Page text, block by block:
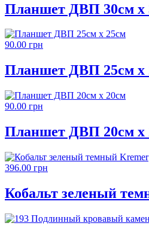
Планшет ДВП 30см х
90.00 грн
Планшет ДВП 25см х
90.00 грн
Планшет ДВП 20см х
396.00 грн
Кобальт зеленый